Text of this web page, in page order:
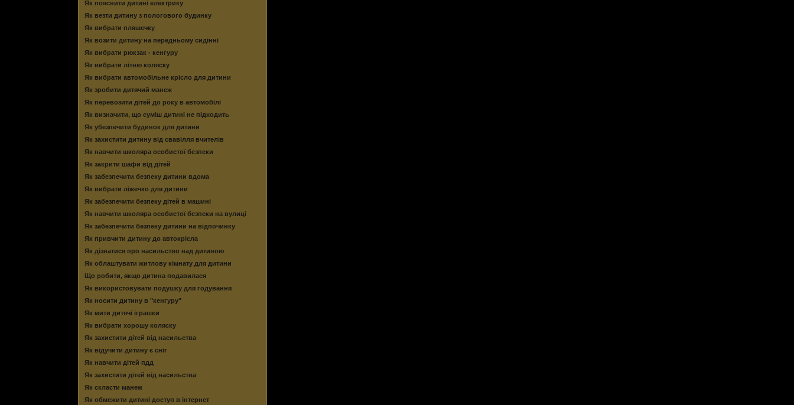
Як пояснити дитині електрику
Як везти дитину з пологового будинку
Як вибрати пляшечку
Як возити дитину на передньому сидінні
Як вибрати рюкзак - кенгуру
Як вибрати літню коляску
Як вибрати автомобільне крісло для дитини
Як зробити дитячий манеж
Як перевозити дітей до року в автомобілі
Як визначити, що суміш дитині не підходить
Як убезпечити будинок для дитини
Як захистити дитину від свавілля вчителів
Як навчити школяра особистої безпеки
Як закрити шафи від дітей
Як забезпечити безпеку дитини вдома
Як вибрати ліжечко для дитини
Як забезпечити безпеку дітей в машині
Як навчити школяра особистої безпеки на вулиці
Як забезпечити безпеку дитини на відпочинку
Як привчити дитину до автокрісла
Як дізнатися про насильство над дитиною
Як облаштувати житлову кімнату для дитини
Що робити, якщо дитина подавилася
Як використовувати подушку для годування
Як носити дитину в "кенгуру"
Як мити дитячі іграшки
Як вибрати хорошу коляску
Як захистити дітей від насильства
Як відучити дитину є сніг
Як навчити дітей пдд
Як захистити дітей від насильства
Як скласти манеж
Як обмежити дитині доступ в інтернет